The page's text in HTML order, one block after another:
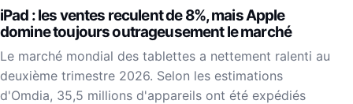
iPad : les ventes reculent de 8%, mais Apple
domine toujours outrageusement le marché
Le marché mondial des tablettes a nettement ralenti au
deuxième trimestre 2026. Selon les estimations
d'Omdia, 35,5 millions d'appareils ont été expédiés